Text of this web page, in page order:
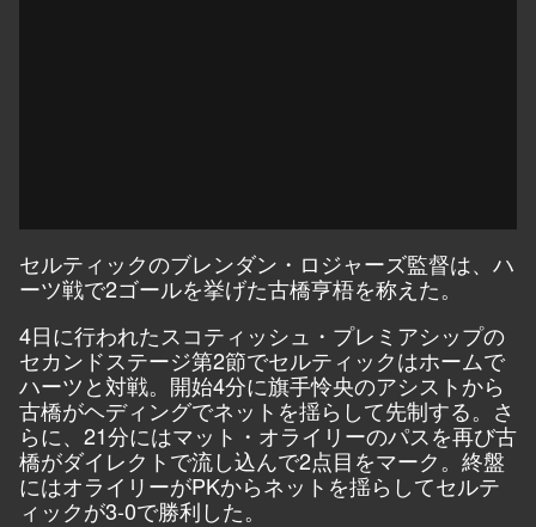
セルティックのブレンダン・ロジャーズ監督は、ハ
ーツ戦で2ゴールを挙げた古橋亨梧を称えた。
4日に行われたスコティッシュ・プレミアシップの
セカンドステージ第2節でセルティックはホームで
ハーツと対戦。開始4分に旗手怜央のアシストから
古橋がヘディングでネットを揺らして先制する。さ
らに、21分にはマット・オライリーのパスを再び古
橋がダイレクトで流し込んで2点目をマーク。終盤
にはオライリーがPKからネットを揺らしてセルテ
ィックが3-0で勝利した。